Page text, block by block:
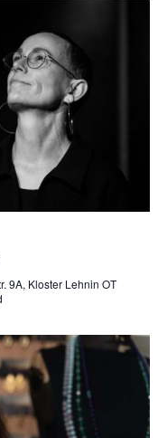
9A, Kloster Lehnin OT